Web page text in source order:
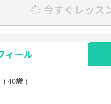
今すぐレッス
ィール
( 40歳 )